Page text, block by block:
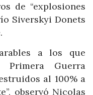
de “explosiones
Siverskyi Donets
a los que
Guerra
al 100% a
observó Nicolas